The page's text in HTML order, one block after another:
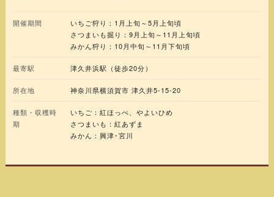
開催期間
いちご狩り：1月上旬～5月上旬頃
さつまいも掘り：9月上旬～11月上旬頃
みかん狩り：10月中旬～11月下旬頃
最寄駅 津久井浜駅（徒歩20分）
所在地 神奈川県横須賀市 津久井5-15-20
種類・収穫時
期
いちご：紅ほっぺ、やよいひめ
さつまいも：紅あずま
みかん：興津･宮川